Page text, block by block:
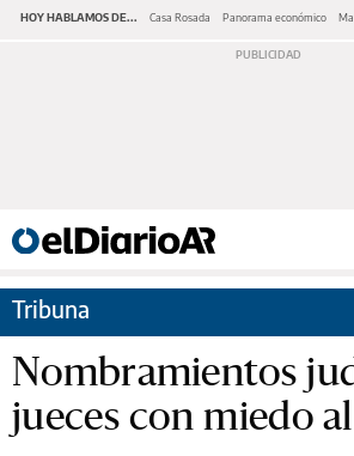
HOY HABLAMOS DE... Casa Rosada Panorama económico
Tribuna
Nombramientos
jueces con miedo